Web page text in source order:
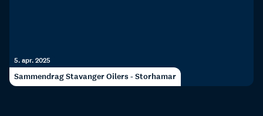
5. apr. 2025
Sammendrag Stavanger Oilers - Storhamar